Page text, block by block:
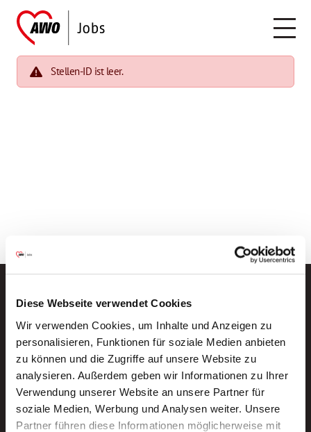
Diese Webseite verwendet Cookies
Wir verwenden Cookies, um Inhalte und Anzeigen zu
personalisieren, Funktionen für soziale Medien anbieten
zu können und die Zugriffe auf unsere Website zu
analysieren. Außerdem geben wir Informationen zu Ihrer
Verwendung unserer Website an unsere Partner für
soziale Medien, Werbung und Analysen weiter. Unsere
Partner führen diese Informationen möglicherweise mit
Stellen-ID ist leer.
Neue Stellen per E-Mail.
Ein kostenloser Service von AWO
Jobs.
E-Mail-Adresse eintragen